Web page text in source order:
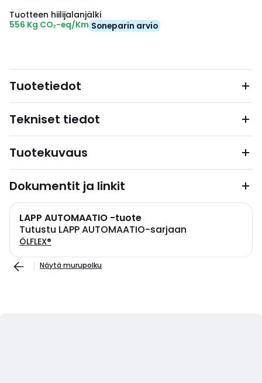
Tuotteen hiilijalanjälki
556 Kg CO₂-eq/Km Soneparin arvio
Tuotetiedot
Tekniset tiedot
Tuotekuvaus
Dokumentit ja linkit
LAPP AUTOMAATIO -tuote
Tutustu LAPP AUTOMAATIO-sarjaan
ÖLFLEX®
Näytä murupolku